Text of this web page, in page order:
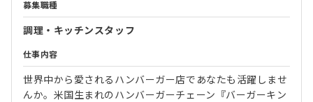
募集職種
調理・キッチンスタッフ
仕事内容
世界中から愛されるハンバーガー店であなたも活躍しませ
んか。米国生まれのハンバーガーチェーン『バーガーキン